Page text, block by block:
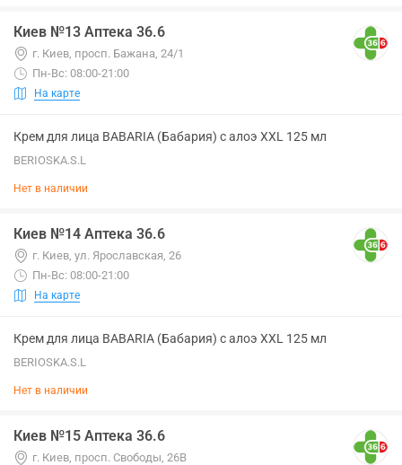
Киев №13 Аптека 36.6
г. Киев, просп. Бажана, 24/1
Пн-Вс: 08:00-21:00
На карте
Крем для лица BABARIA (Бабария) с алоэ XXL 125 мл
BERIOSKA.S.L
Нет в наличии
Киев №14 Аптека 36.6
г. Киев, ул. Ярославская, 26
Пн-Вс: 08:00-21:00
На карте
Крем для лица BABARIA (Бабария) с алоэ XXL 125 мл
BERIOSKA.S.L
Нет в наличии
Киев №15 Аптека 36.6
г. Киев, просп. Свободы, 26В